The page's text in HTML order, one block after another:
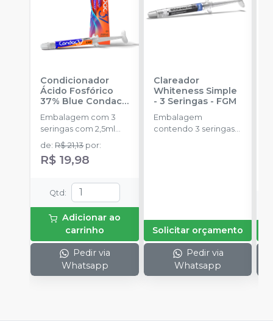
Condicionador
Ácido Fosfórico
37% Blue Condac-
FGM
Embalagem com 3
seringas com 2,5ml
cada uma e 3
ponteiras para
aplicação.
de:R$ 21,13 por:
R$ 19,98
Qtd :
Adicionar ao
carrinho
Pedir via
Whatsapp
Clareador
Whiteness Simple
- 3 Seringas- FGM
Embalagem
contendo 3 seringas
Solicitar orçamento
Pedir via
Whatsapp